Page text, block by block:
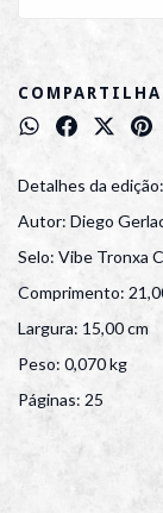
Detalhes da edição:
Autor: Diego
Selo: Vibe Tronxa
Comprimento:
Largura: 15,00 cm
Peso: 0,070 kg
Páginas: 25